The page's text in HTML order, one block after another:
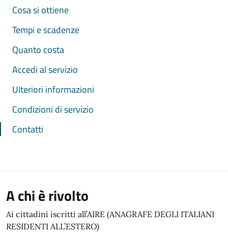
Cosa si ottiene
Tempi e scadenze
Quanto costa
Accedi al servizio
Ulteriori informazioni
Condizioni di servizio
Contatti
A chi è rivolto
Ai cittadini iscritti all’AIRE (ANAGRAFE DEGLI ITALIANI
RESIDENTI ALL’ESTERO)